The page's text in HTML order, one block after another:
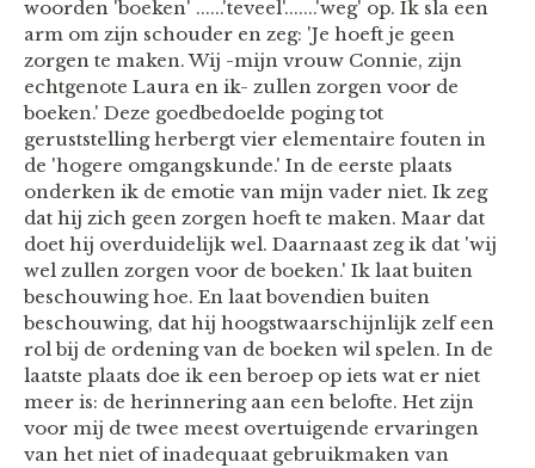
woorden 'boeken' ......'teveel'.......'weg' op. Ik sla een
arm om zijn schouder en zeg: 'Je hoeft je geen
zorgen te maken. Wij -mijn vrouw Connie, zijn
echtgenote Laura en ik- zullen zorgen voor de
boeken.' Deze goedbedoelde poging tot
geruststelling herbergt vier elementaire fouten in
de 'hogere omgangskunde.' In de eerste plaats
onderken ik de emotie van mijn vader niet. Ik zeg
dat hij zich geen zorgen hoeft te maken. Maar dat
doet hij overduidelijk wel. Daarnaast zeg ik dat 'wij
wel zullen zorgen voor de boeken.' Ik laat buiten
beschouwing hoe. En laat bovendien buiten
beschouwing, dat hij hoogstwaarschijnlijk zelf een
rol bij de ordening van de boeken wil spelen. In de
laatste plaats doe ik een beroep op iets wat er niet
meer is: de herinnering aan een belofte. Het zijn
voor mij de twee meest overtuigende ervaringen
van het niet of inadequaat gebruikmaken van